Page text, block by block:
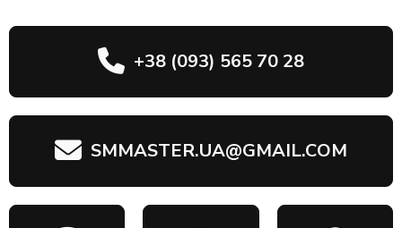
+38 (093) 565 70 28
SMMASTER.UA@GMAIL.COM